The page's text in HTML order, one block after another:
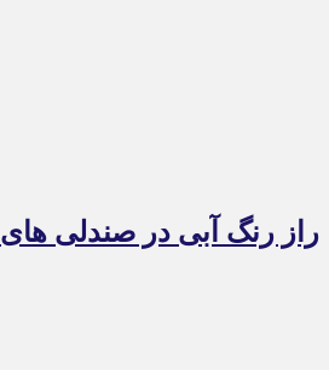
راز رنگ آبی در صندلی